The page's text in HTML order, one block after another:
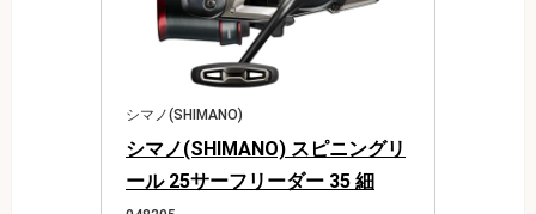
シマノ(SHIMANO)
シマノ(SHIMANO) スピニングリ
ール 25サーフリーダー 35 細